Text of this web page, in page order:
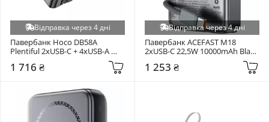
Відправка через 4 дні
Павербанк Hoco DB58A
Plentiful 2xUSB-C + 4xUSB-A
1 716 ₴
Відправка через 4 дні
Павербанк ACEFAST M18
2xUSB-C 22,5W 10000mAh Black
1 253 ₴